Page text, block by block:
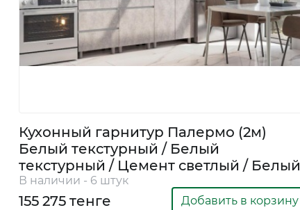
Бытовая
техника
Кухонный гарнитур Палермо (2м)
Белый текстурный / Белый
текстурный / Цемент светлый / Белый
В наличии - 6 штук
155 275 тенге Добавить в корзину